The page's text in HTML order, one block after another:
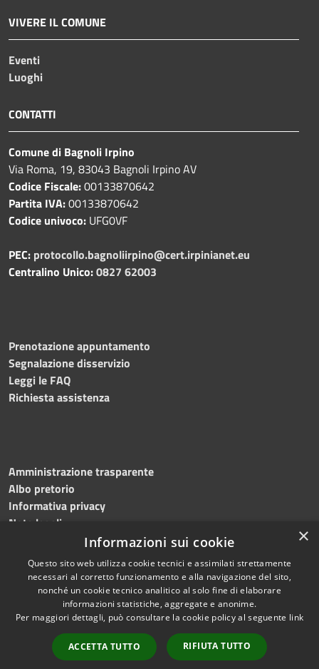
VIVERE IL COMUNE
Eventi
Luoghi
CONTATTI
Comune di Bagnoli Irpino
Via Roma, 19, 83043 Bagnoli Irpino AV
Codice Fiscale:00133870642
Partita IVA:00133870642
Codice univoco: UFG0VF
PEC: protocollo.bagnoliirpino@cert.irpinianet.eu
Centralino Unico:0827 62003
Prenotazione appuntamento
Segnalazione disservizio
Leggi le FAQ
Richiesta assistenza
Amministrazione trasparente
Albo pretorio
Informativa privacy
Note legali
Dichiarazione di accessibilità
Accessibilità
Copyright © 2026 • Comune di
Bagnoli Irpino • Powered by
Municipium•
Accesso
redazione
×
Informazioni sui cookie
Questo sito web utilizza cookie tecnici e assimilati strettamente
necessari al corretto funzionamento e alla navigazione del sito,
nonché un cookie tecnico analitico al solo fine di elaborare
informazioni statistiche, aggregate e anonime.
Per maggiori dettagli, può consultare la cookie policy al seguente link
ACCETTA TUTTO RIFIUTA TUTTO